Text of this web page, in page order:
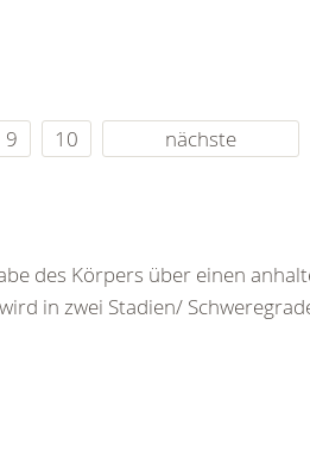
9 10 nächste
des Körpers über einen
in zwei Stadien/